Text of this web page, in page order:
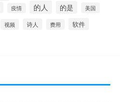
疫情 的人 的是 美国
视频 诗人 费用 软件